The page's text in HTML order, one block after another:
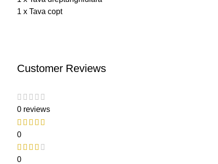
1 x Tava copt
Customer Reviews
0 reviews
0
0